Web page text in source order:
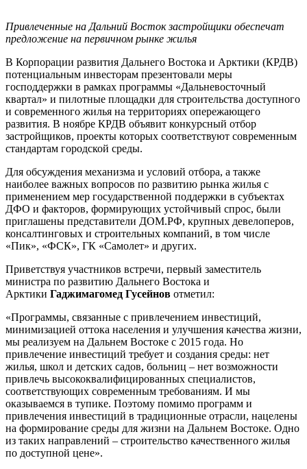
Привлеченные на Дальний Восток застройщики обеспечат
предложение на первичном рынке жилья
В Корпорации развития Дальнего Востока и Арктики (КРДВ)
потенциальным инвесторам презентовали меры
господдержки в рамках программы «Дальневосточный
квартал» и пилотные площадки для строительства доступного
и современного жилья на территориях опережающего
развития. В ноябре КРДВ объявит конкурсный отбор
застройщиков, проекты которых соответствуют современным
стандартам городской среды.
Для обсуждения механизма и условий отбора, а также
наиболее важных вопросов по развитию рынка жилья с
применением мер государственной поддержки в субъектах
ДФО и факторов, формирующих устойчивый спрос, были
приглашены представители ДОМ.РФ, крупных девелоперов,
консалтинговых и строительных компаний, в том числе
«Пик», «ФСК», ГК «Самолет» и других.
Приветствуя участников встречи, первый заместитель
министра по развитию Дальнего Востока и
Арктики Гаджимагомед Гусейнов отметил:
«Программы, связанные с привлечением инвестиций,
минимизацией оттока населения и улучшения качества жизни,
мы реализуем на Дальнем Востоке с 2015 года. Но
привлечение инвестиций требует и создания среды: нет
жилья, школ и детских садов, больниц – нет возможности
привлечь высококвалифицированных специалистов,
соответствующих современным требованиям. И мы
оказываемся в тупике. Поэтому помимо программ и
привлечения инвестиций в традиционные отрасли, нацелены
на формирование среды для жизни на Дальнем Востоке. Одно
из таких направлений – строительство качественного жилья
по доступной цене».